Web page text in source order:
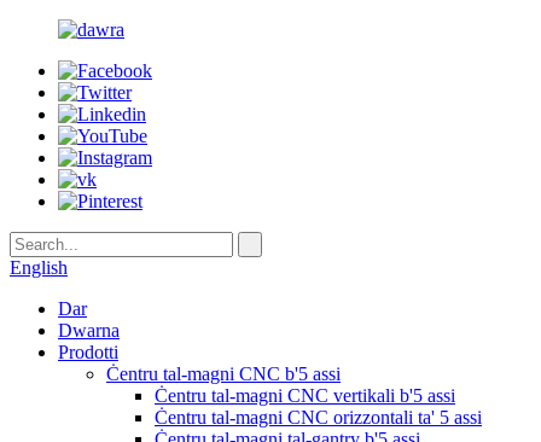
English
Dar
Dwarna
Prodotti
Ċentru tal-magni CNC b'5 assi
Ċentru tal-magni CNC vertikali b'5 assi
Ċentru tal-magni CNC orizzontali ta' 5 assi